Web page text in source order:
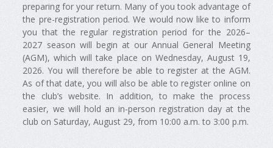
preparing for your return. Many of you took advantage of
the pre-registration period. We would now like to inform
you that the regular registration period for the 2026–
2027 season will begin at our Annual General Meeting
(AGM), which will take place on Wednesday, August 19,
2026. You will therefore be able to register at the AGM.
As of that date, you will also be able to register online on
the club’s website. In addition, to make the process
easier, we will hold an in-person registration day at the
club on Saturday, August 29, from 10:00 a.m. to 3:00 p.m.